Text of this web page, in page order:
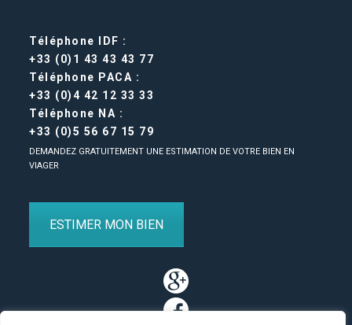
Téléphone IDF :
+33 (0)1 43 43 43 77
Téléphone PACA :
+33 (0)4 42 12 33 33
Téléphone NA :
+33 (0)5 56 67 15 79
DEMANDEZ GRATUITEMENT UNE ESTIMATION DE VOTRE BIEN EN
VIAGER
ESTIMER MON BIEN